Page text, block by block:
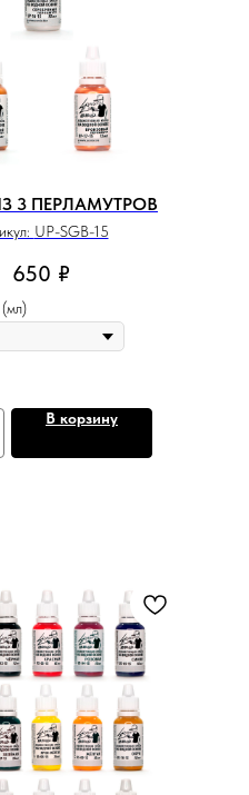
3 ПЕРЛАМУТРОВ
UP-SGB-15
650 ₽
В корзину